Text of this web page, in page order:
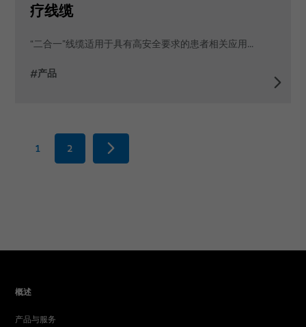
疗线缆
“二合一”线缆适用于具有高安全要求的患者相关应用...
#产品
1 2
概述
产品与服务